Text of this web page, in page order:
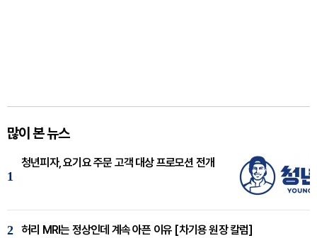
많이 본 뉴스
1
청년피자, 요기요 주문 고객 대상 프로모션 전개
2 허리 MRI는 정상인데 계속 아픈 이유 [차기용 원장 칼럼]